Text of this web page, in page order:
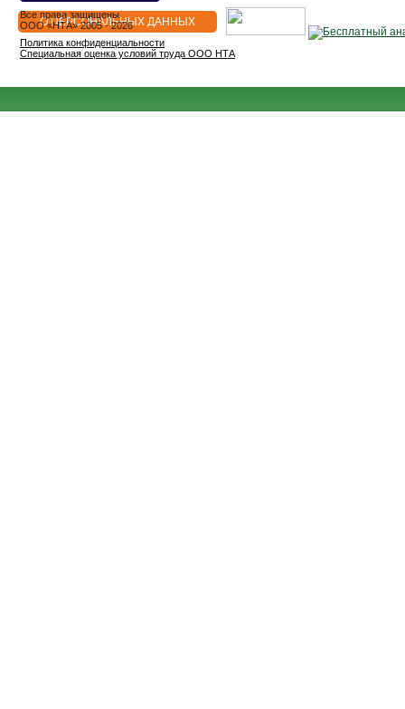
О ПЕРСОНАЛЬНЫХ ДАННЫХ
Все права защищены
OOO «НТА» 2005 - 2026
Политика конфиденциальности
Специальная оценка условий труда ООО НТА